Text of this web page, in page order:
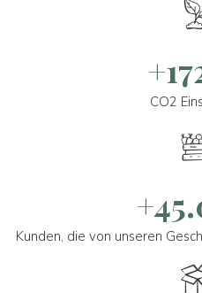
CO2
Kunden, die von unseren